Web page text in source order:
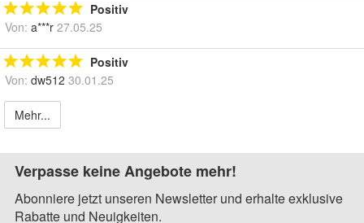
Positiv
Von: a***r 27.05.25
Positiv
Von: dw512 30.01.25
Mehr...
Verpasse keine Angebote mehr!
Abonniere jetzt unseren Newsletter und erhalte exklusive
Rabatte und Neuigkeiten.